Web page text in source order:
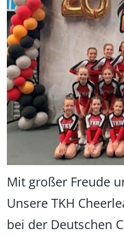
Mit großer Freude
Unsere TKH
bei der Deutschen